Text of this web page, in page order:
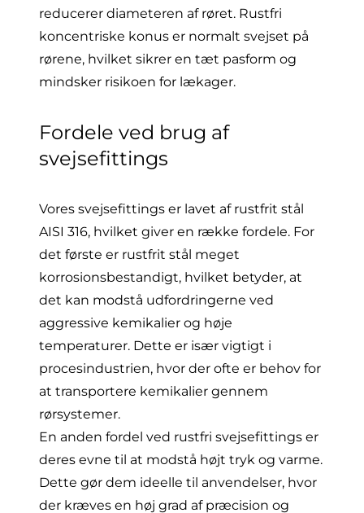
reducerer diameteren af røret. Rustfri
koncentriske konus er normalt svejset på
rørene, hvilket sikrer en tæt pasform og
mindsker risikoen for lækager.
Fordele ved brug af
svejsefittings
Vores svejsefittings er lavet af rustfrit stål
AISI 316, hvilket giver en række fordele. For
det første er rustfrit stål meget
korrosionsbestandigt, hvilket betyder, at
det kan modstå udfordringerne ved
aggressive kemikalier og høje
temperaturer. Dette er især vigtigt i
procesindustrien, hvor der ofte er behov for
at transportere kemikalier gennem
rørsystemer.
En anden fordel ved rustfri svejsefittings er
deres evne til at modstå højt tryk og varme.
Dette gør dem ideelle til anvendelser, hvor
der kræves en høj grad af præcision og